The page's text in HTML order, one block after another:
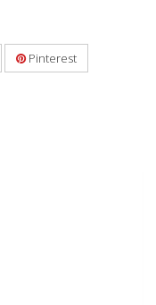
Pinterest